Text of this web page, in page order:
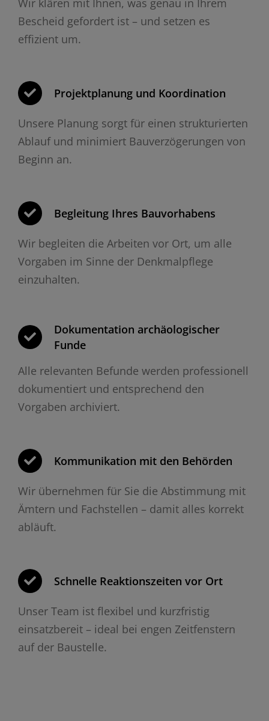
Bescheid gefordert ist – und setzen es
effizient um.
Projektplanung und Koordination
Unsere Planung sorgt für einen strukturierten
Ablauf und minimiert Bauverzögerungen von
Beginn an.
Begleitung Ihres Bauvorhabens
Wir begleiten die Arbeiten vor Ort, um alle
Vorgaben im Sinne der Denkmalpflege
einzuhalten.
Dokumentation archäologischer
Funde
Alle relevanten Befunde werden professionell
dokumentiert und entsprechend den
Vorgaben archiviert.
Kommunikation mit den Behörden
Wir übernehmen für Sie die Abstimmung mit
Ämtern und Fachstellen – damit alles korrekt
abläuft.
Schnelle Reaktionszeiten vor Ort
Unser Team ist flexibel und kurzfristig
einsatzbereit – ideal bei engen Zeitfenstern
auf der Baustelle.